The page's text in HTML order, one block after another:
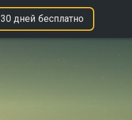
30 дней бесплатно